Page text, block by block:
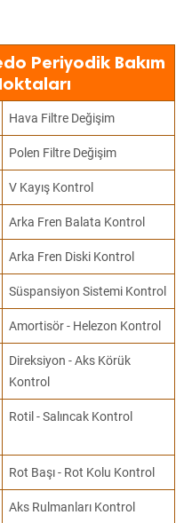
Periyodik Bakım
Hava Filtre Değişim
Polen Filtre Değişim
V Kayış Kontrol
Arka Fren Balata Kontrol
Arka Fren Diski Kontrol
Süspansiyon Sistemi Kontrol
Amortisör - Helezon Kontrol
Direksiyon - Aks Körük
Kontrol
Rotil - Salıncak Kontrol
Rot Başı - Rot Kolu Kontrol
Aks Rulmanları Kontrol